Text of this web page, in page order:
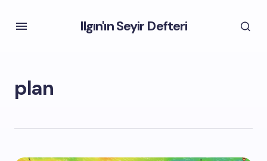
Ilgın'ın Seyir Defteri
plan